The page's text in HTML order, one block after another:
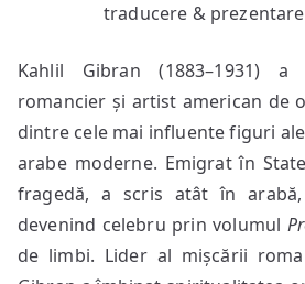
de
Gibran
traducere &
Kahlil Gibran (1883–1931)
romancier și artist american de
dintre cele mai influente figuri
arabe moderne. Emigrat în
fragedă, a scris atât în
devenind celebru prin volumul
de limbi. Lider al mișcării